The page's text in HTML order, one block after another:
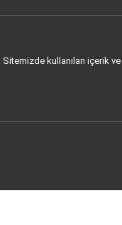
Sitemizde kullanılan içerik ve